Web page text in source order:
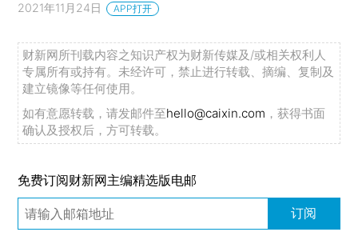
2021年11月24日 APP打开
财新网所刊载内容之知识产权为财新传媒及/或相关权利人
专属所有或持有。未经许可，禁止进行转载、摘编、复制及
建立镜像等任何使用。
如有意愿转载，请发邮件至hello@caixin.com ，获得书面
确认及授权后，方可转载。
免费订阅财新网主编精选版电邮
订阅